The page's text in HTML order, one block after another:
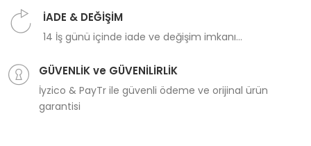
İADE & DEĞİŞİM
14 İş günü içinde iade ve değişim imkanı...
GÜVENLİK ve GÜVENİLİRLİK
İyzico & PayTr ile güvenli ödeme ve orijinal ürün
garantisi